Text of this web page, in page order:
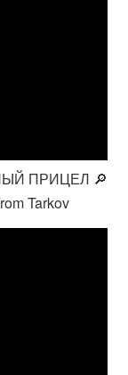
ПРИЦЕЛ 🔎
Tarkov